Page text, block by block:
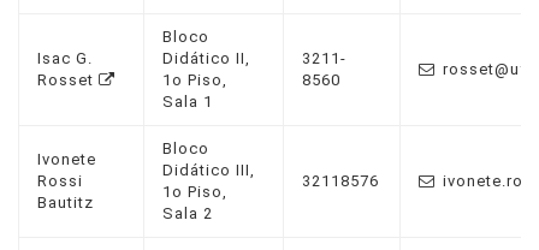
Isac G.
Rosset
Bloco
Didático II,
1o Piso,
Sala 1
3211-
8560
Ivonete
Rossi
Bautitz
Bloco
Didático III,
1o Piso,
Sala 2
32118576